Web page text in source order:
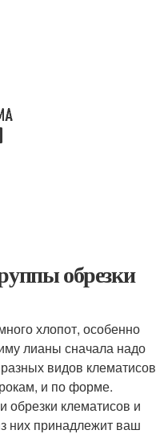
обрезки
хлопот, особенно
лианы сначала надо
видов клематисов
и по форме.
обрезки клематисов и
них принадлежит ваш